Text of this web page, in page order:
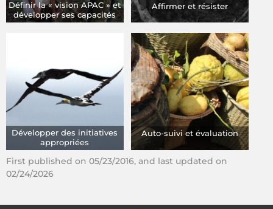
Définir la « vision APAC » et
développer ses capacités
Affirmer et résister
Développer des initiatives
appropriées
Auto-suivi et évaluation
First published on 05/23/2016, and last updated on
02/24/2026